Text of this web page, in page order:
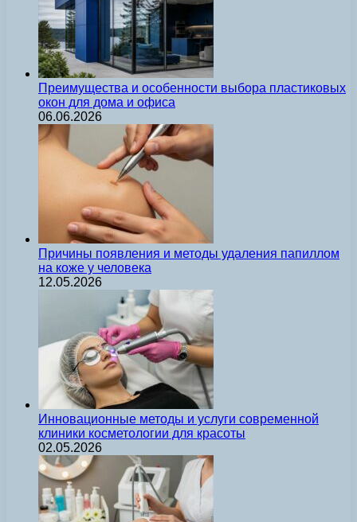
Преимущества и особенности выбора пластиковых
окон для дома и офиса
06.06.2026
Причины появления и методы удаления папиллом
на коже у человека
12.05.2026
Инновационные методы и услуги современной
клиники косметологии для красоты
02.05.2026